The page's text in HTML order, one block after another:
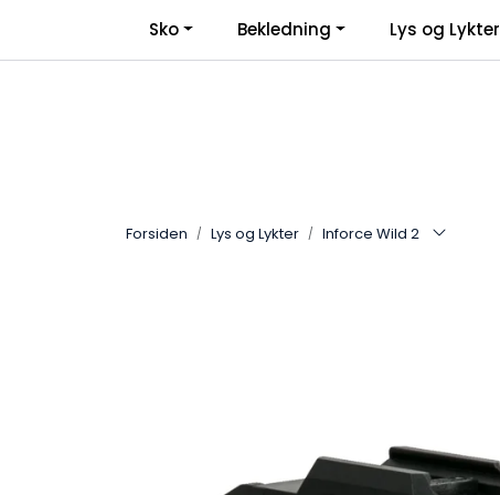
Sko Bekledning Lys og Lykter
Forsiden Lys og Lykter Inforce Wild 2